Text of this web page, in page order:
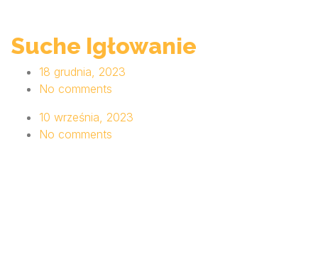
Suche Igłowanie
18 grudnia, 2023
No comments
10 września, 2023
No comments